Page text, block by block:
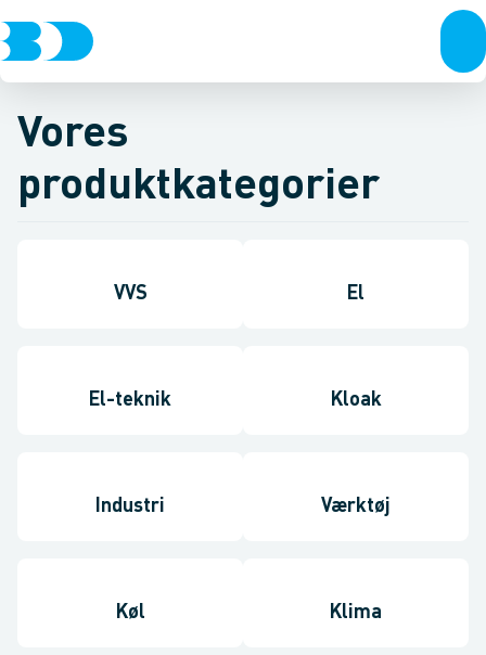
Vores
produktkategorier
VVS El
El-teknik Kloak
Industri Værktøj
Køl Klima